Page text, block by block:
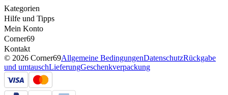
Kategorien
Hilfe und Tipps
Mein Konto
Corner69
Kontakt
© 2026 Corner69Allgemeine BedingungenDatenschutzRückgabe
und umtauschLieferungGeschenkverpackung